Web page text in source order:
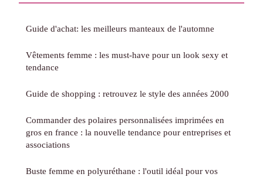
Guide d'achat: les meilleurs manteaux de l'automne
Vêtements femme : les must-have pour un look sexy et
tendance
Guide de shopping : retrouvez le style des années 2000
Commander des polaires personnalisées imprimées en
gros en france : la nouvelle tendance pour entreprises et
associations
Buste femme en polyuréthane : l'outil idéal pour vos